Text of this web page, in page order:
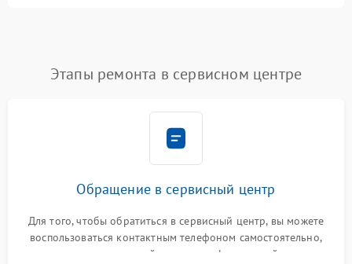
Этапы ремонта в сервисном центре
Обращение в сервисный центр
Для того, чтобы обратиться в сервисный центр, вы можете
воспользоваться контактным телефоном самостоятельно,
или оставить свой номер телефона на сайте